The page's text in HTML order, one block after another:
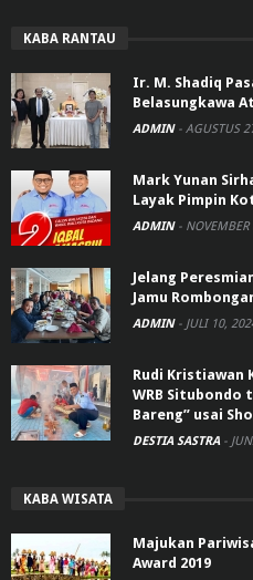
KABA RANTAU
Ir. M. Shadiq
Belasungkawa
ADMIN - AGUSTUS
Mark Yunan
Layak Pimpin
ADMIN -
Jelang
Jamu
ADMIN - JULI 10,
Rudi Kristiawan
WRB Situbondo
Bareng” usai
DESTIA SASTRA -
KABA WISATA
Majukan
Award 2019